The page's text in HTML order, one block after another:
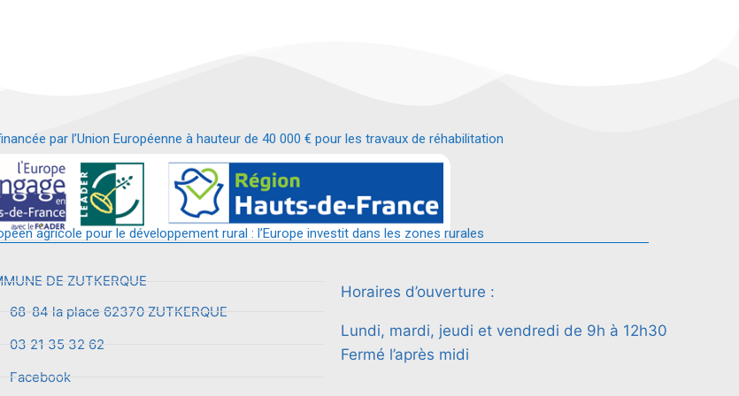
par l’Union Européenne à hauteur de 40 000 € pour les travaux de réhabilitation
d’un bâtiment en services et commerces de proximité.
agricole pour le développement rural : l’Europe investit dans les zones rurales
DE ZUTKERQUE
68-84 la place 62370 ZUTKERQUE
03 21 35 32 62
Facebook
Horaires d’ouverture :
Lundi, mardi, jeudi et vendredi de 9h à 12h30
Fermé l’après midi